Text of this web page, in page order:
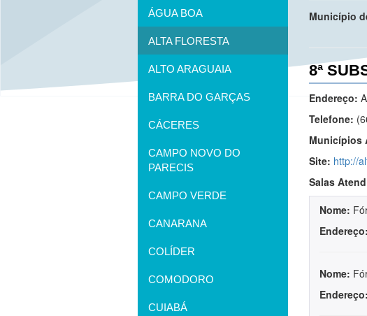
ÁGUA BOA
ALTA FLORESTA
ALTO ARAGUAIA
BARRA DO GARÇAS
CÁCERES
CAMPO NOVO DO
PARECIS
CAMPO VERDE
CANARANA
COLÍDER
COMODORO
CUIABÁ
Município
8ª
Endereço:
Telefone:
Municípios
Site: http://
Salas
Nome:
Endereço:
Nome:
Endereço: